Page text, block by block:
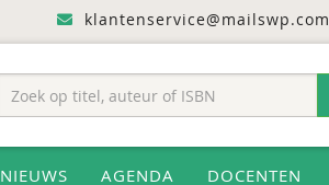
klantenservice@mailswp.com
NIEUWS AGENDA DOCENTEN